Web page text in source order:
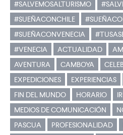
#SALVEMOSALTURISMO
#SUEÑACONCHILE
#SUEÑACONVENECIA
#VENECIA
ACTUALIDAD
AVENTURA
CAMBOYA
EXPEDICIONES
EXPERIENCIAS
FIN DEL MUNDO
HORARIO
MEDIOS DE COMUNICACIÓN
PASCUA
PROFESIONALIDAD